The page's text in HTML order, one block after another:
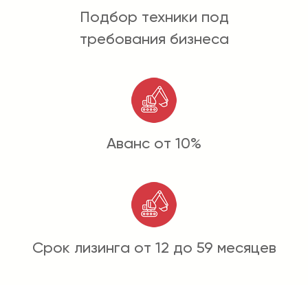
Подбор техники под
требования бизнеса
Аванс от 10%
Срок лизинга от 12 до 59 месяцев